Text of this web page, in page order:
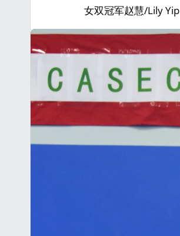
女双冠军赵慧/Lily Yip